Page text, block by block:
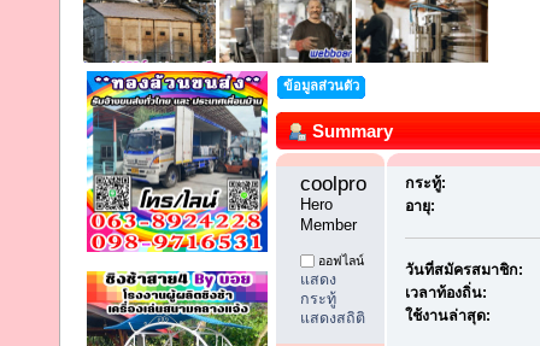
ข้อมูลส่วนตัว
Summary
coolprodee1
Hero
Member
ออฟไลน์
แสดง
กระทู้
แสดงสถิติ
กระทู้:
อายุ:
วันที่สมัครสมาชิก:
เวลาท้องถิ่น:
ใช้งานล่าสุด: